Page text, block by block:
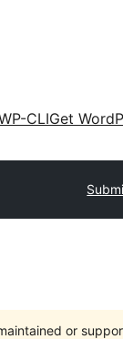
CLIGet
or